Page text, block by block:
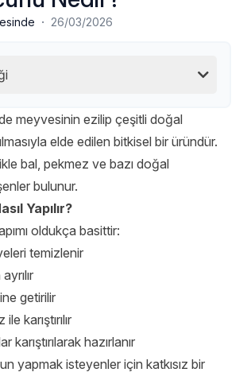
· 26/03/2026
meyvesinin ezilip çeşitli doğal
elde edilen bitkisel bir üründür.
bal, pekmez ve bazı doğal
bulunur.
Yapılır?
oldukça basittir:
temizlenir
getirilir
karıştırılır
karıştırılarak hazırlanır
yapmak isteyenler için katkısız bir